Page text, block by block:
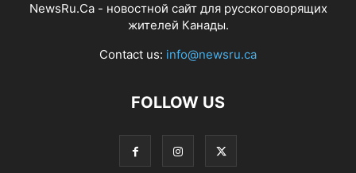
NewsRu.Ca - новостной сайт для русскоговорящих
жителей Канады.
Contact us: info@newsru.ca
FOLLOW US